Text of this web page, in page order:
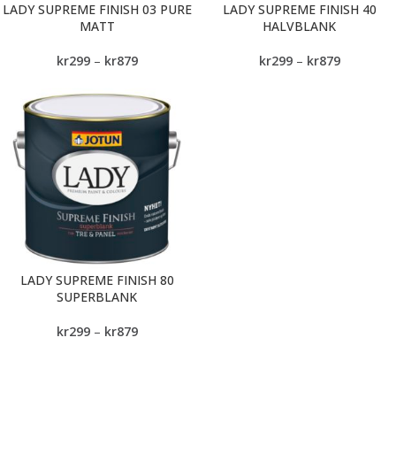
LADY SUPREME FINISH 03 PURE
MATT
kr299 – kr879
LADY SUPREME FINISH 40
HALVBLANK
kr299 – kr879
LADY SUPREME FINISH 80
SUPERBLANK
kr299 – kr879